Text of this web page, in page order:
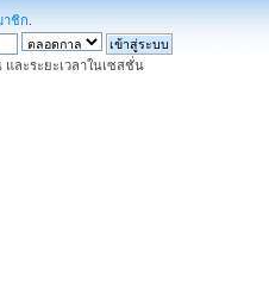
าชิก
ละระยะเวลาในเซสชั่น